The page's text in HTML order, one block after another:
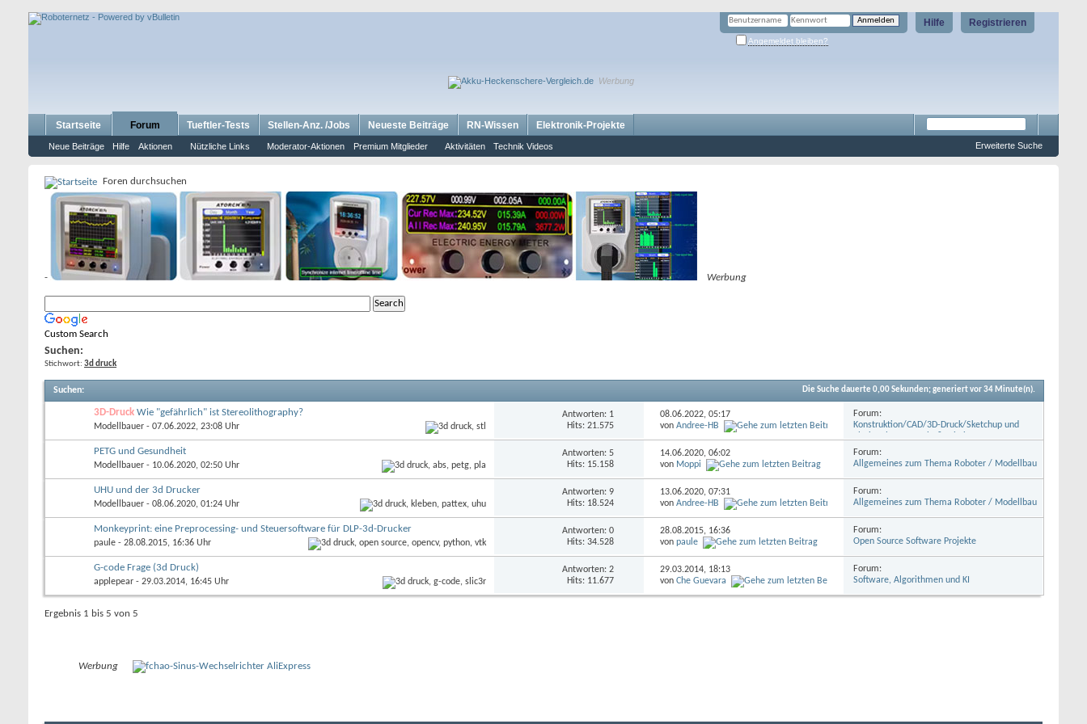
Registrieren
Hilfe
Angemeldet bleiben?
Werbung
Startseite Forum
Neue Beiträge Hilfe Aktionen Nützliche Links Moderator-Aktionen Premium Mitglieder Aktivitäten Technik Videos
Tueftler-Tests Stellen-Anz. /Jobs Neueste Beiträge RN-Wissen Elektronik-Projekte
Erweiterte Suche
Foren durchsuchen
- Werbung
Custom Search
Suchen:
Stichwort: 3d druck
Suchen: Die Suche dauerte 0,00Sekunden; generiert vor 34 Minute(n).
3D-Druck Wie "gefährlich" ist Stereolithography?
Modellbauer - 07.06.2022, 23:08 Uhr
Antworten: 1
Hits: 21.575
08.06.2022,05:17
vonAndree-HB
Forum:
Konstruktion/CAD/3D-Druck/Sketchup und
PETG und Gesundheit
Modellbauer - 10.06.2020, 02:50 Uhr
Antworten: 5
Hits: 15.158
14.06.2020,06:02
von Moppi
Forum:
Allgemeines zum Thema Roboter / Modellbau
UHU und der 3d Drucker
Modellbauer - 08.06.2020, 01:24 Uhr
Antworten: 9
Hits: 18.524
13.06.2020,07:31
vonAndree-HB
Forum:
Allgemeines zum Thema Roboter / Modellbau
Monkeyprint: eine Preprocessing- und Steuersoftware für DLP-3d-Drucker
paule - 28.08.2015, 16:36 Uhr
Antworten: 0
Hits: 34.528
28.08.2015, 16:36
vonpaule
Forum:
Open Source Software Projekte
G-code Frage (3d Druck)
applepear - 29.03.2014, 16:45 Uhr
Antworten: 2
Hits: 11.677
29.03.2014, 18:13
vonChe Guevara
Forum:
Software, Algorithmen und KI
Ergebnis 1 bis 5 von 5
Werbung